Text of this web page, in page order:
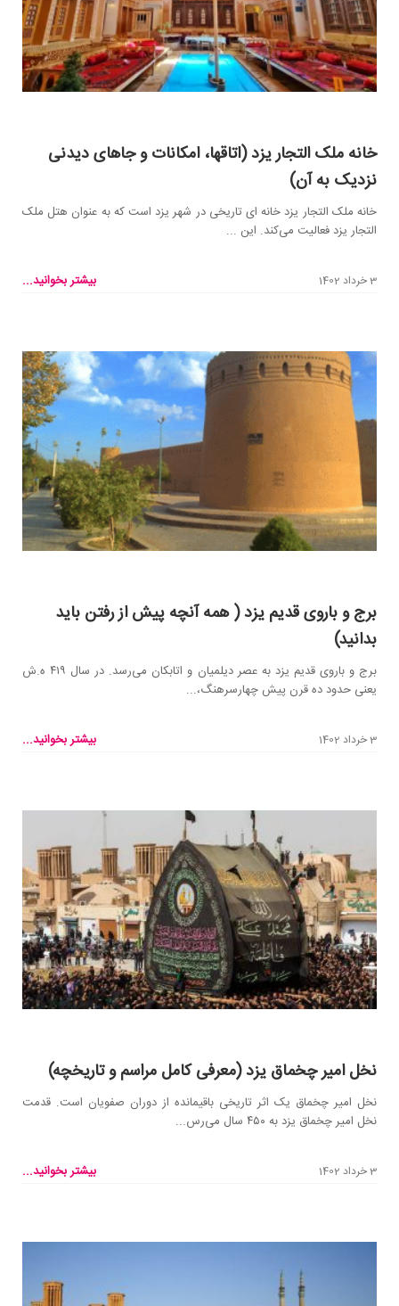
خانه ملک التجار یزد (اتاقها، امکانات و جاهای دیدنی
نزدیک به آن)
خانه ملک التجار یزد خانه ای تاریخی در شهر یزد است که به عنوان هتل ملک
التجار یزد فعالیت می‌کند. این ...
3 خرداد 1402 بیشتر بخوانید...
برج و باروی قدیم یزد ( همه آنچه پیش از رفتن باید
بدانید)
برج و باروی قدیم یزد به عصر دیلمیان و اتابکان می‌رسد. در سال ۴۱۹ ه.ش
یعنی حدود ده قرن پیش چهارسرهنگ،...
3 خرداد 1402 بیشتر بخوانید...
نخل امیر چخماق یزد (معرفی کامل مراسم و تاریخچه)
نخل امیر چخماق یک اثر تاریخی باقیمانده از دوران صفویان است. قدمت
نخل امیر چخماق یزد به ۴۵۰ سال می‌رس...
3 خرداد 1402 بیشتر بخوانید...